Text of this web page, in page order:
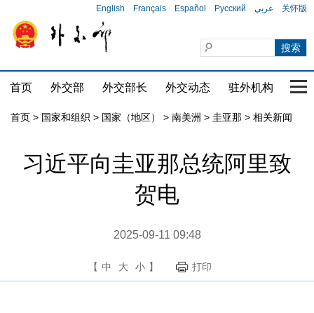
English Français Español Русский عربي 关怀版
首页 外交部 外交部长 外交动态 驻外机构 国
首页 > 国家和组织 > 国家（地区） > 南美洲 > 圭亚那 > 相关新闻
习近平向圭亚那总统阿里致
贺电
2025-09-11 09:48
【 中 大 小 】 打印